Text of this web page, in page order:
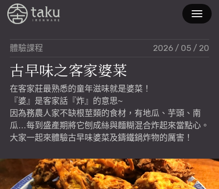
體驗課程 2026 / 05 / 20
古早味之客家婆菜
在客家莊最熟悉的童年滋味就是婆菜！
『婆』是客家話『炸』的意思~
因為務農人家不缺根莖類的食材，有地瓜、芋頭、南
瓜…每到盛產期將它刨成絲與麵糊混合炸起來當點心。
大家一起來體驗古早味婆菜及鑄鐵鍋炸物的厲害！